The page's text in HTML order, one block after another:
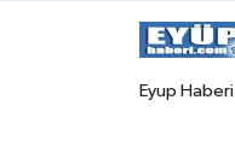
Eyup Haberi